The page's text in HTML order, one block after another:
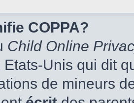
COPPA?
Child Online
Etats-Unis qui dit
de mineurs